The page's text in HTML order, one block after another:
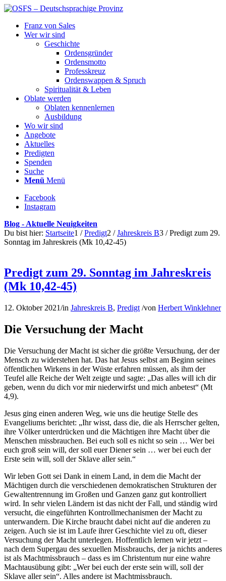
Franz von Sales
Wer wir sind
Geschichte
Ordensgründer
Ordensmotto
Professkreuz
Ordenswappen & Spruch
Spiritualität & Leben
Oblate werden
Oblaten kennenlernen
Ausbildung
Wo wir sind
Angebote
Aktuelles
Predigten
Spenden
Suche
Menü Menü
Facebook
Instagram
Blog - Aktuelle Neuigkeiten
Du bist hier: Startseite1 / Predigt2 / Jahreskreis B3 / Predigt zum 29.
Sonntag im Jahreskreis (Mk 10,42-45)
Predigt zum 29. Sonntag im Jahreskreis
(Mk 10,42-45)
12. Oktober 2021/in Jahreskreis B, Predigt /von Herbert Winklehner
Die Versuchung der Macht
Die Versuchung der Macht ist sicher die größte Versuchung, der der
Mensch zu widerstehen hat. Das hat Jesus selbst am Beginn seines
öffentlichen Wirkens in der Wüste erfahren müssen, als ihm der
Teufel alle Reiche der Welt zeigte und sagte: „Das alles will ich dir
geben, wenn du dich vor mir niederwirfst und mich anbetest“ (Mt
4,9).
Jesus ging einen anderen Weg, wie uns die heutige Stelle des
Evangeliums berichtet: „Ihr wisst, dass die, die als Herrscher gelten,
ihre Völker unterdrücken und die Mächtigen ihre Macht über die
Menschen missbrauchen. Bei euch soll es nicht so sein … Wer bei
euch groß sein will, der soll euer Diener sein … wer bei euch der
Erste sein will, soll der Sklave aller sein.“
Wir leben Gott sei Dank in einem Land, in dem die Macht der
Mächtigen durch die verschiedenen demokratischen Strukturen der
Gewaltentrennung im Großen und Ganzen ganz gut kontrolliert
wird. In sehr vielen Ländern ist das nicht der Fall, und ständig wird
versucht, die eingeführten Kontrollmechanismen der Macht zu
unterwandern. Die Kirche braucht dabei nicht auf die anderen zu
zeigen. Auch sie ist im Laufe ihrer Geschichte viel zu oft, dieser
Versuchung der Macht unterlegen. Hoffentlich lernen wir jetzt –
nach dem Supergau des sexuellen Missbrauchs, der ja nichts anderes
ist als Machtmissbrauch – dass es im Christentum nur eine wahre
Machtausübung gibt: „Wer bei euch der erste sein will, soll der
Sklave aller sein“. Alles andere ist Machtmissbrauch.